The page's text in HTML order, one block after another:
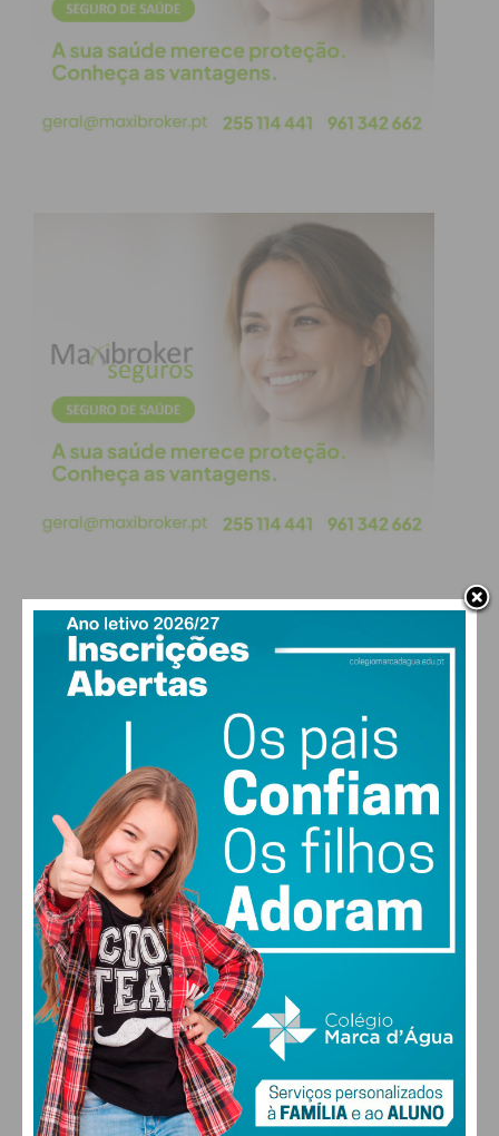
condições
PAÇOS DE FERREIRA
27°
vento: 3m/s O
MAX 27 • MIN 27
30°
SEX
28
SÁB
28°
DOM
29 °
FARMACIAS DE SERVIÇO EM PAÇOS DE